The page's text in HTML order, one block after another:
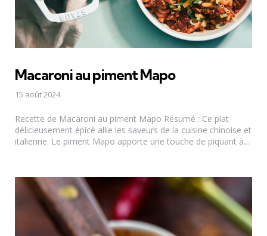
Macaroni au piment Mapo
15 août 2024
Recette de Macaroni au piment Mapo Résumé : Ce plat
délicieusement épicé allie les saveurs de la cuisine chinoise et
italienne. Le piment Mapo apporte une touche de piquant à...